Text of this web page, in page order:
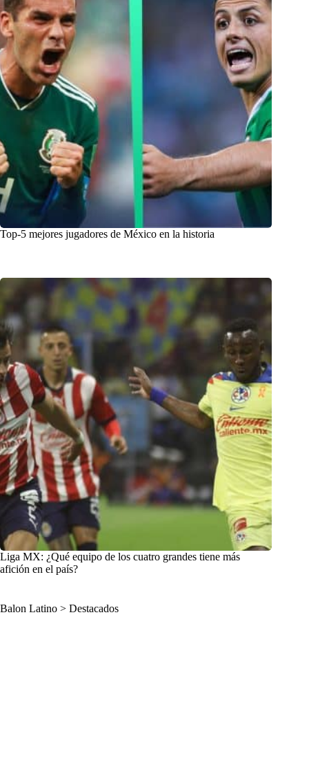
Top-5 mejores jugadores de México en la historia
Liga MX: ¿Qué equipo de los cuatro grandes tiene más
afición en el país?
Balon Latino > Destacados